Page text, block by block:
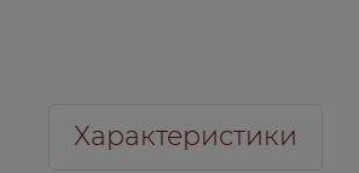
Характеристики